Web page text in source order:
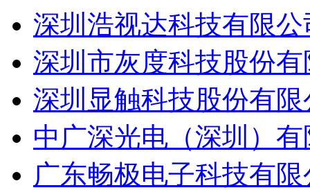
深圳浩视达科技有限公
深圳市灰度科技股份
深圳显触科技股份有限
中广深光电（深圳）
广东畅极电子科技有